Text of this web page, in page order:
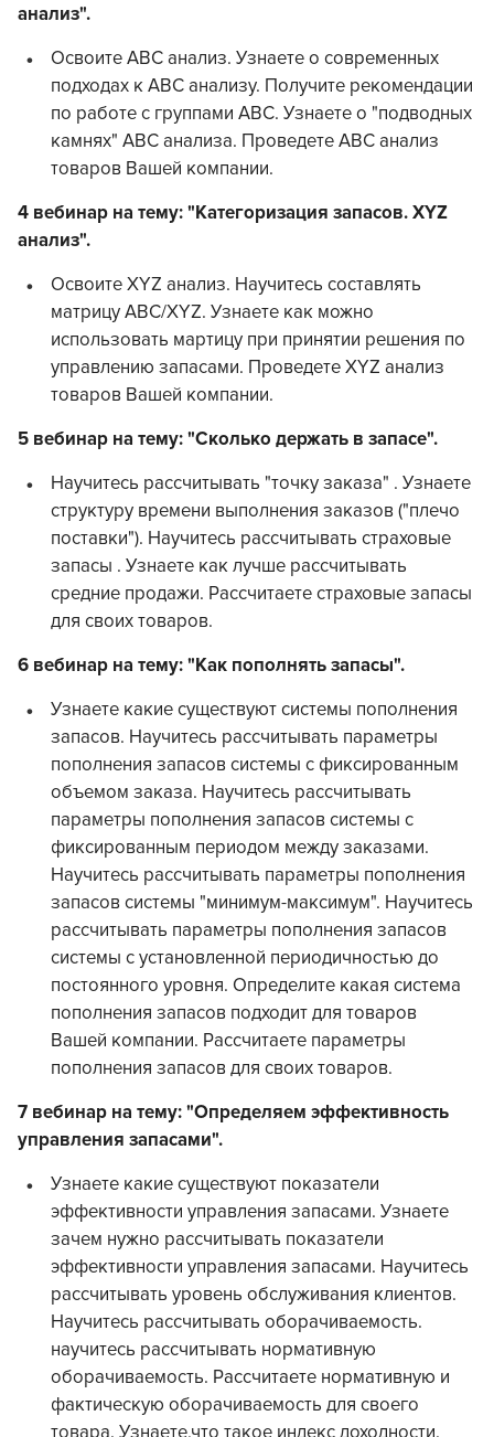
анализ".
Освоите АВС анализ. Узнаете о современных
подходах к АВС анализу. Получите рекомендации
по работе с группами АВС. Узнаете о "подводных
камнях" АВС анализа. Проведете АВС анализ
товаров Вашей компании.
4 вебинар на тему: "Категоризация запасов. XYZ
анализ".
Освоите XYZ анализ. Научитесь составлять
матрицу ABC/XYZ. Узнаете как можно
использовать мартицу при принятии решения по
управлению запасами. Проведете XYZ анализ
товаров Вашей компании.
5 вебинар на тему: "Сколько держать в запасе".
Научитесь рассчитывать "точку заказа" . Узнаете
структуру времени выполнения заказов ("плечо
поставки"). Научитесь рассчитывать страховые
запасы . Узнаете как лучше рассчитывать
средние продажи. Рассчитаете страховые запасы
для своих товаров.
6 вебинар на тему: "Как пополнять запасы".
Узнаете какие существуют системы пополнения
запасов. Научитесь рассчитывать параметры
пополнения запасов системы с фиксированным
объемом заказа. Научитесь рассчитывать
параметры пополнения запасов системы с
фиксированным периодом между заказами.
Научитесь рассчитывать параметры пополнения
запасов системы "минимум-максимум". Научитесь
рассчитывать параметры пополнения запасов
системы с установленной периодичностью до
постоянного уровня. Определите какая система
пополнения запасов подходит для товаров
Вашей компании. Рассчитаете параметры
пополнения запасов для своих товаров.
7 вебинар на тему: "Определяем эффективность
управления запасами".
Узнаете какие существуют показатели
эффективности управления запасами. Узнаете
зачем нужно рассчитывать показатели
эффективности управления запасами. Научитесь
рассчитывать уровень обслуживания клиентов.
Научитесь рассчитывать оборачиваемость.
научитесь рассчитывать нормативную
оборачиваемость. Рассчитаете нормативную и
фактическую оборачиваемость для своего